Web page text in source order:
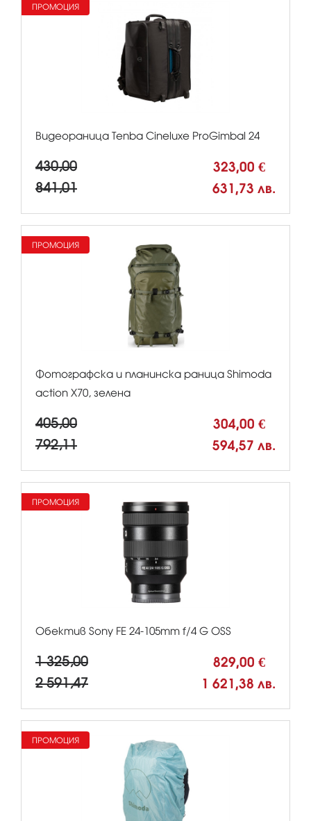
Видеораница Tenba Cineluxe ProGimbal 24
430,00 323,00 €
841,01 631,73 лв.
ПРОМОЦИЯ
Фотографска и планинска раница Shimoda
action X70, зелена
405,00 304,00 €
792,11 594,57 лв.
ПРОМОЦИЯ
Обектив Sony FE 24-105mm f/4 G OSS
1 325,00 829,00 €
2 591,47 1 621,38 лв.
ПРОМОЦИЯ
ПРОМОЦИЯ